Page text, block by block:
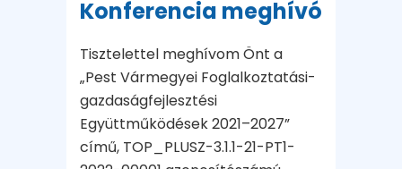
Konferencia meghívó
Tisztelettel meghívom Önt a
„Pest Vármegyei Foglalkoztatási-
gazdaságfejlesztési
Együttműködések 2021–2027”
című, TOP_PLUSZ-3.1.1-21-PT1-